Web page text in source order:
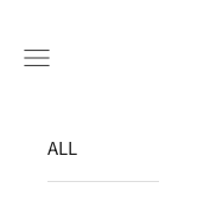
メニュー
ALL